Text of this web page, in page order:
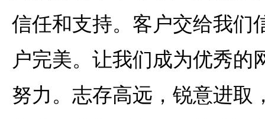
信任和支持。客户交给我们
户完美。让我们成为优秀的
努力。志存高远，锐意进取